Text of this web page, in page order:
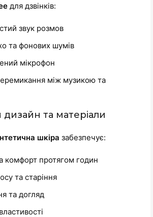
для дзвінків:
звук розмов
та фонових шумів
мікрофон
між музикою та
та матеріали
шкіра забезпечує:
комфорт протягом годин
та старіння
та догляд